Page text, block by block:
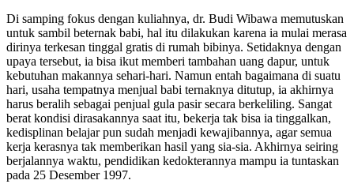
Di samping fokus dengan kuliahnya, dr. Budi Wibawa memutuskan
untuk sambil beternak babi, hal itu dilakukan karena ia mulai merasa
dirinya terkesan tinggal gratis di rumah bibinya. Setidaknya dengan
upaya tersebut, ia bisa ikut memberi tambahan uang dapur, untuk
kebutuhan makannya sehari-hari. Namun entah bagaimana di suatu
hari, usaha tempatnya menjual babi ternaknya ditutup, ia akhirnya
harus beralih sebagai penjual gula pasir secara berkeliling. Sangat
berat kondisi dirasakannya saat itu, bekerja tak bisa ia tinggalkan,
kedisplinan belajar pun sudah menjadi kewajibannya, agar semua
kerja kerasnya tak memberikan hasil yang sia-sia. Akhirnya seiring
berjalannya waktu, pendidikan kedokterannya mampu ia tuntaskan
pada 25 Desember 1997.